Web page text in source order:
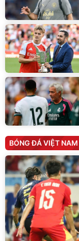
BÓNG ĐÁ VIỆT NAM